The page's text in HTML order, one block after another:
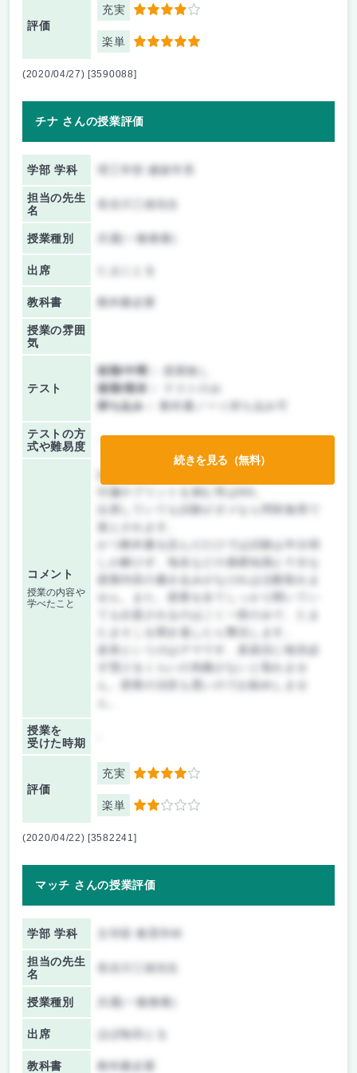
評価
充実 4
楽単 5
(2020/04/27) [3590088]
チナ さんの授業評価
学部 学科 理工学部 建築学系
担当の先生
名
授業種別 共通(一般教養)
出席
教科書 教科書必要
授業の雰囲
気
テスト
前期/中間：
授業無し
後期/期末：
持ち込み：
教科書ノート持ち込み可
テストの方
式や難易度
-
コメント
授業の内容や
学べたこと
付箋やプリントを挟む等はNG。
出席していても試験がダメなら問答無用で
かつ教科書を読んだだけでは試験は半分弱
しか解けず、地名などの基礎知識と十分な
授業内容の書き込みがなければ点数取れま
楽単というのはデマです、真面目に毎回必
ず受けるくらいの気概がないと取れませ
ん。授業の治安も悪いのでお勧めしませ
授業を
受けた時期
評価
充実 4
楽単 2
続きを見る（無料）
(2020/04/22) [3582241]
マッチ さんの授業評価
学部 学科
担当の先生
名
授業種別 共通(一般教養)
出席 ほぼ毎回とる
教科書 教科書必要